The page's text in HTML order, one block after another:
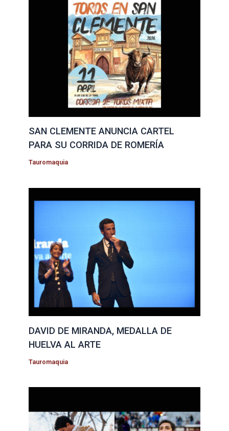
SAN CLEMENTE ANUNCIA CARTEL
PARA SU CORRIDA DE ROMERÍA
Tauromaquia
DAVID DE MIRANDA, MEDALLA DE
HUELVA AL ARTE
Tauromaquia